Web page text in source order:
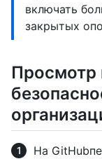
включать
закрытых
Просмотр
На